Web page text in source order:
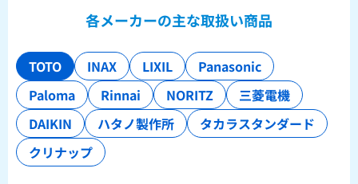
各メーカーの主な取扱い商品
TOTO INAX LIXIL
Panasonic
Paloma
Rinnai NORITZ
三菱電機
DAIKIN
ハタノ製作所
タカラスタンダード
クリナップ